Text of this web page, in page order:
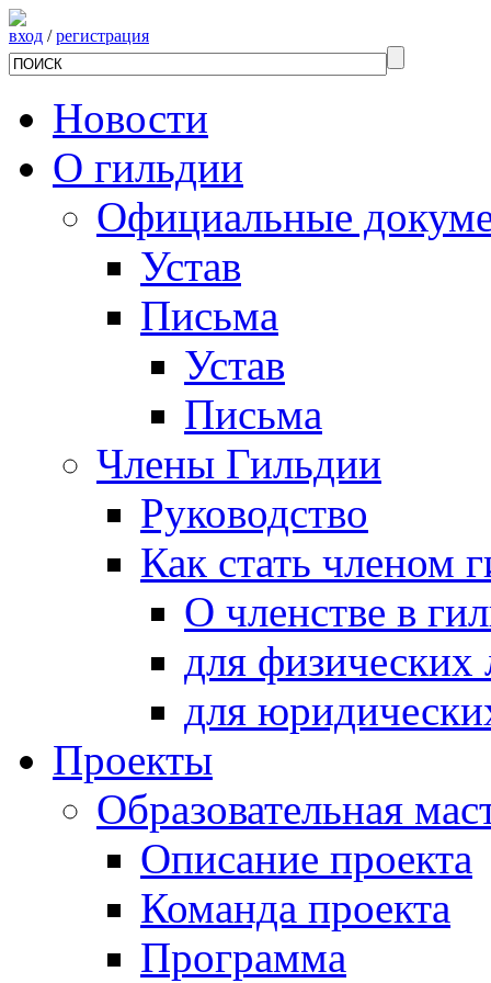
вход /регистрация
Новости
О гильдии
Официальные
Устав
Письма
Устав
Письма
Члены Гильдии
Руководство
Как стать членом
О членстве в
для физических
для
Проекты
Образовательная
Описание проекта
Команда проекта
Программа